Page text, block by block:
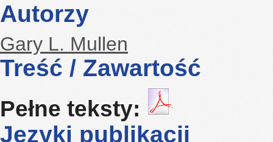
Autorzy
Gary L. Mullen
Treść / Zawartość
Pełne teksty:
Języki publikacji